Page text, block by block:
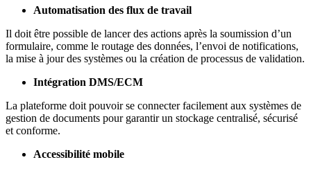
Automatisation des flux de travail
Il doit être possible de lancer des actions après la soumission d’un
formulaire, comme le routage des données, l’envoi de notifications,
la mise à jour des systèmes ou la création de processus de validation.
Intégration DMS/ECM
La plateforme doit pouvoir se connecter facilement aux systèmes de
gestion de documents pour garantir un stockage centralisé, sécurisé
et conforme.
Accessibilité mobile